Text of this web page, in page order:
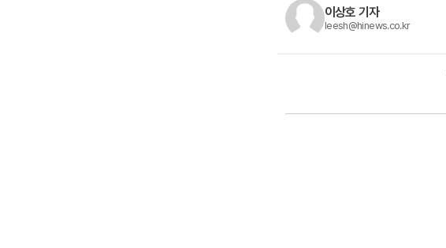
이상호 기자
leesh@hinews.co.kr